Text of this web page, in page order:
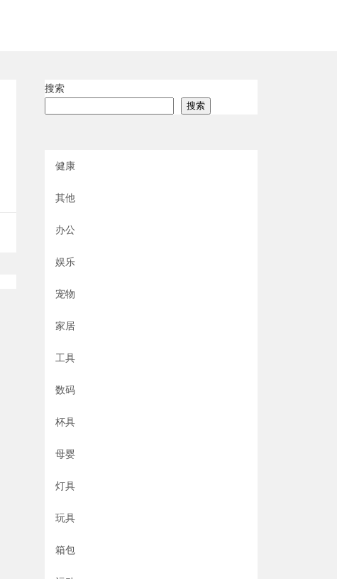
搜索
搜索
健康
其他
办公
娱乐
宠物
家居
工具
数码
杯具
母婴
灯具
玩具
箱包